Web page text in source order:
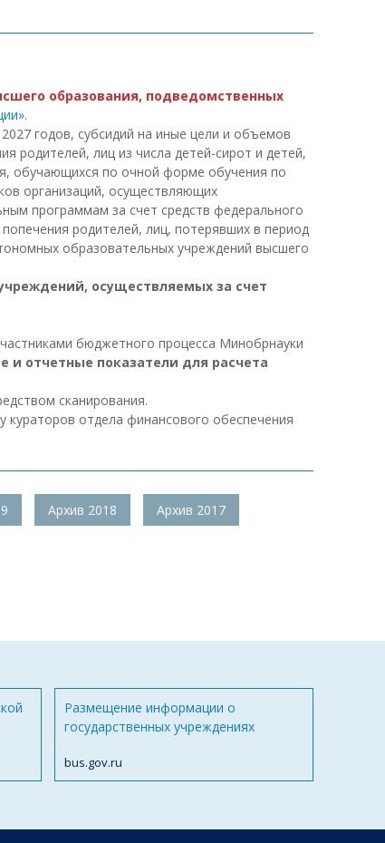
образования, подведомственных
.
годов, субсидий на иные цели и объемов
родителей, лиц из числа детей-сирот и детей,
обучающихся по очной форме обучения по
организаций, осуществляющих
программам за счет средств федерального
родителей, лиц, потерявших в период
образовательных учреждений высшего
осуществляемых за счет
бюджетного процесса Минобрнауки
и отчетные показатели для расчета
сканирования.
отдела финансового обеспечения
Архив 2018 Архив 2017
Размещение информации о
государственных учреждениях
bus.gov.ru